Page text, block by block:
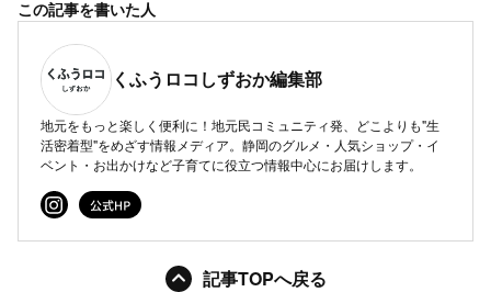
この記事を書いた人
くふうロコしずおか編集部
地元をもっと楽しく便利に！地元民コミュニティ発、どこよりも"生
活密着型"をめざす情報メディア。静岡のグルメ・人気ショップ・イ
ベント・お出かけなど子育てに役立つ情報中心にお届けします。
記事TOPへ戻る